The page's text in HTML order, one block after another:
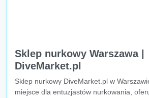
Sklep nurkowy Warszawa |
DiveMarket.pl
Sklep nurkowy DiveMarket.pl w
miejsce dla entuzjastów nurkowania,